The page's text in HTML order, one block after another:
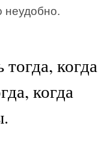
неудобно.
когда
когда